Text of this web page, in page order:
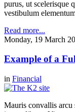
purus, ut scelerisque
vestibulum
Read more...
Monday, 19 March
Example of a
in Financial
Mauris convallis arcu